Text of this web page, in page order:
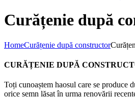
Curățenie după
HomeCurățenie după constructor
CURĂȚENIE DUPĂ
Toți cunoaștem haosul care se produce
orice semn lăsat în urma renovării